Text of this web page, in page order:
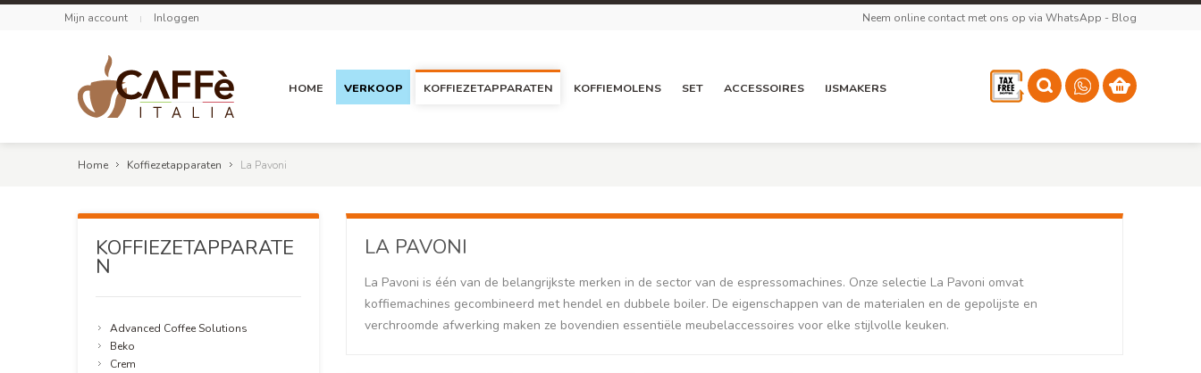
Mijn account Inloggen Neem online contact met ons op via WhatsApp - Blog
HOME VERKOOP KOFFIEZETAPPARATEN KOFFIEMOLENS SET ACCESSOIRES IJSMAKERS
Home Koffiezetapparaten La Pavoni
LA PAVONI
La Pavoni is één van de belangrijkste merken in de sector van de espressomachines. Onze selectie La Pavoni omvat
koffiemachines gecombineerd met hendel en dubbele boiler. De eigenschappen van de materialen en de gepolijste en
verchroomde afwerking maken ze bovendien essentiële meubelaccessoires voor elke stijlvolle keuken.
KOFFIEZETAPPARATE
N
Advanced Coffee Solutions
Beko
Crem